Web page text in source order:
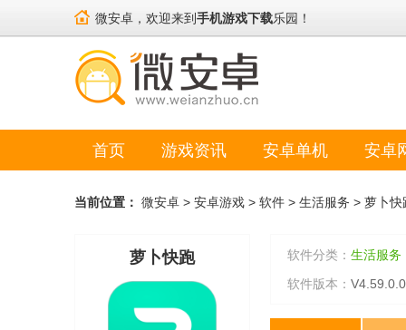
微安卓，欢迎来到手机游戏下载乐园！
首页 游戏资讯 安卓单机 安卓
当前位置： 微安卓 > 安卓游戏 > 软件 > 生活服务 > 萝卜快
萝卜快跑 软件分类： 生活服务
软件版本： V4.59.0.0